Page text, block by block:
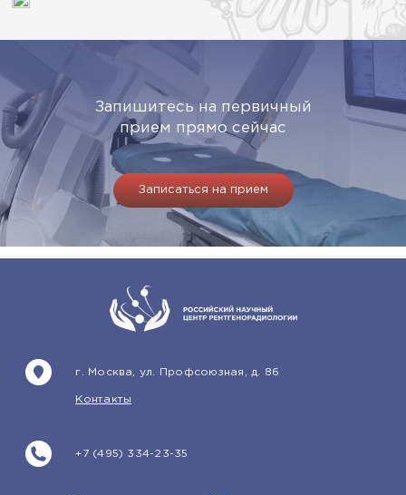
Запишитесь на первичный
прием прямо сейчас
Записаться на прием
+7 (495) 334-23-35
г. Москва, ул. Профсоюзная, д. 86
Контакты